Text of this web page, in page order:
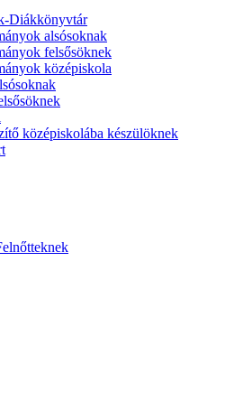
Diákkönyvtár
alsósoknak
felsősöknek
középiskola
középiskolába készülöknek